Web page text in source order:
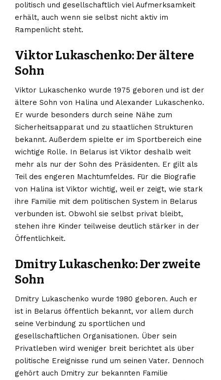
politisch und gesellschaftlich viel Aufmerksamkeit
erhält, auch wenn sie selbst nicht aktiv im
Rampenlicht steht.
Viktor Lukaschenko: Der ältere
Sohn
Viktor Lukaschenko wurde 1975 geboren und ist der
ältere Sohn von Halina und Alexander Lukaschenko.
Er wurde besonders durch seine Nähe zum
Sicherheitsapparat und zu staatlichen Strukturen
bekannt. Außerdem spielte er im Sportbereich eine
wichtige Rolle. In Belarus ist Viktor deshalb weit
mehr als nur der Sohn des Präsidenten. Er gilt als
Teil des engeren Machtumfeldes. Für die Biografie
von Halina ist Viktor wichtig, weil er zeigt, wie stark
ihre Familie mit dem politischen System in Belarus
verbunden ist. Obwohl sie selbst privat bleibt,
stehen ihre Kinder teilweise deutlich stärker in der
Öffentlichkeit.
Dmitry Lukaschenko: Der zweite
Sohn
Dmitry Lukaschenko wurde 1980 geboren. Auch er
ist in Belarus öffentlich bekannt, vor allem durch
seine Verbindung zu sportlichen und
gesellschaftlichen Organisationen. Über sein
Privatleben wird weniger breit berichtet als über
politische Ereignisse rund um seinen Vater. Dennoch
gehört auch Dmitry zur bekannten Familie